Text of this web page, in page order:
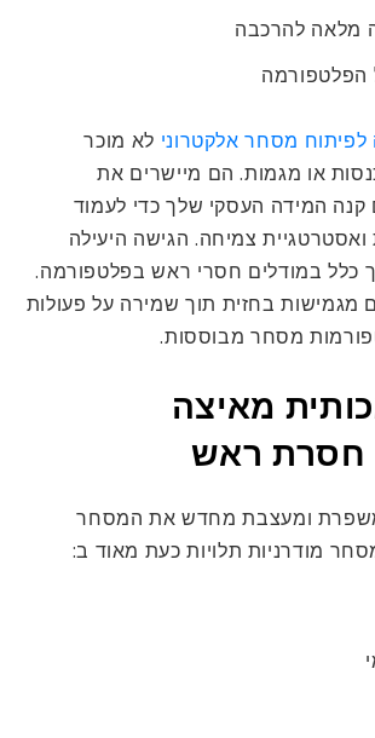
מלאה להרכבה
הפלטפורמה
מסחר אלקטרוני לא מוכר
או מגמות. הם מיישרים את
קנה המידה העסקי שלך כדי לעמוד
ואסטרטגיית צמיחה. הגישה היעילה
כלל במודלים חסרי ראש בפלטפורמה.
מגמישות בחזית תוך שמירה על פעולות
מסחר מבוססות.
מאיצה
חסרת ראש
משפרת ומעצבת מחדש את המסחר
מסחר מודרניות תלויות כעת מאוד ב: